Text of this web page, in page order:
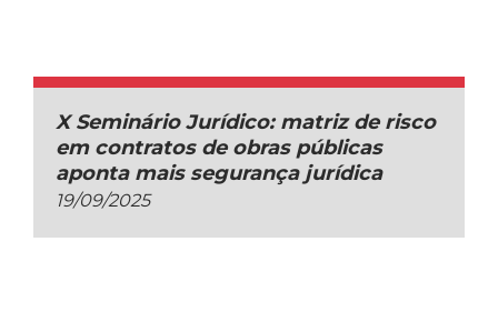
X Seminário Jurídico: matriz de risco
em contratos de obras públicas
aponta mais segurança jurídica
19/09/2025